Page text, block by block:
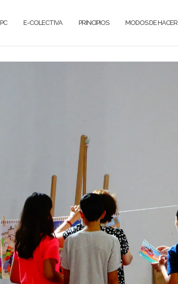
E-COLECTIVA PRINCIPIOS MODOS DE HACER